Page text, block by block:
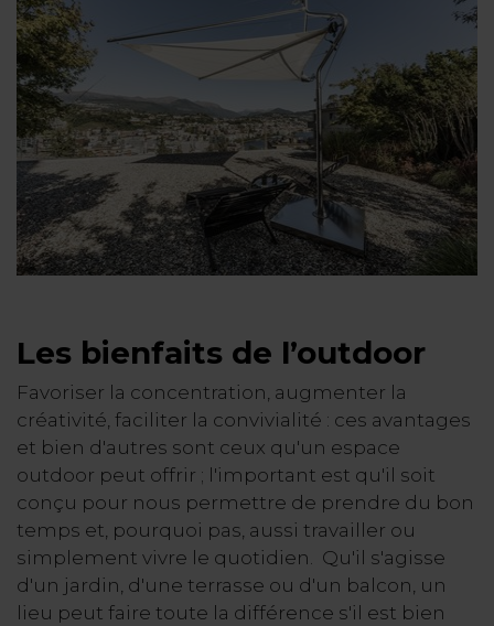
Les bienfaits de l’outdoor
Favoriser la concentration, augmenter la
créativité, faciliter la convivialité : ces avantages
et bien d'autres sont ceux qu'un espace
outdoor peut offrir ; l'important est qu'il soit
conçu pour nous permettre de prendre du bon
temps et, pourquoi pas, aussi travailler ou
simplement vivre le quotidien. Qu'il s'agisse
d'un jardin, d'une terrasse ou d'un balcon, un
lieu peut faire toute la différence s'il est bien